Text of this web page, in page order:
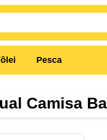
Pesca
Camisa